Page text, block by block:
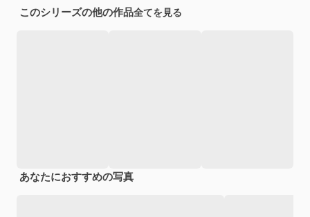
このシリーズの他の作品全てを見る
あなたにおすすめの写真